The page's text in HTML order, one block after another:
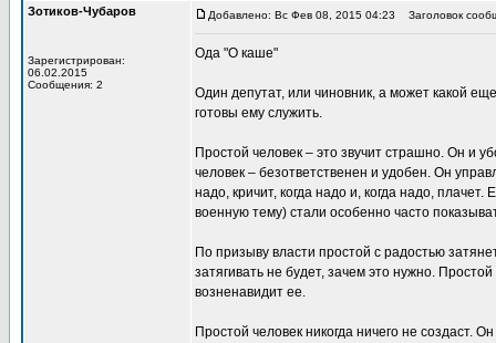
Зотиков-Чубаров
Зарегистрирован:
06.02.2015
Сообщения: 2
Добавлено: Вс Фев 08, 2015 04:23 Заголовок
Ода "О каше"
Один депутат, или чиновник, а может какой
готовы ему служить.
Простой человек – это звучит страшно. Он и
человек – безответственен и удобен. Он
надо, кричит, когда надо и, когда надо,
военную тему) стали особенно часто
По призыву власти простой с радостью
затягивать не будет, зачем это нужно.
возненавидит ее.
Простой человек никогда ничего не создаст.